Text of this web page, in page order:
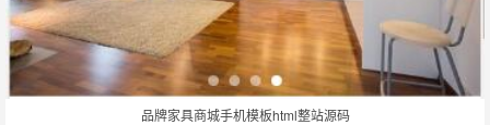
品牌家具商城手机模板html整站源码